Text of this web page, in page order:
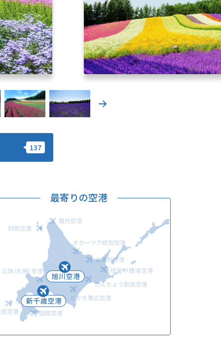
キュンちゃんの部屋
さっぽろ圏e旅ギフト
動画ライブラリー
お問い合わせ
Languages
最寄りの空港